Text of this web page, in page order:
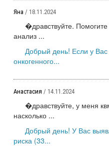
Яна / 18.11.2024
�дравствуйте.
анализ ...
Добрый день! Если у
онкогенного...
Анастасия / 14.11.2024
�дравствуйте, у меня
насколько ...
Добрый день! У Вас
риска (33...